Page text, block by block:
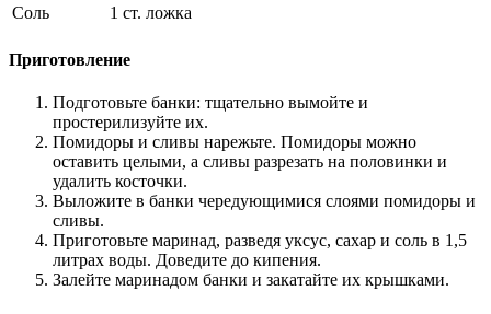
Соль
1 ст. ложка
Приготовление
Подготовьте банки: тщательно вымойте и
простерилизуйте их.
Помидоры и сливы нарежьте. Помидоры можно
оставить целыми, а сливы разрезать на половинки и
удалить косточки.
Выложите в банки чередующимися слоями помидоры и
сливы.
Приготовьте маринад, разведя уксус, сахар и соль в 1,5
литрах воды. Доведите до кипения.
Залейте маринадом банки и закатайте их крышками.